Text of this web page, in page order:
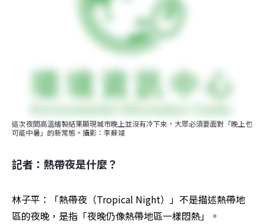
這次夜間高溫繪製結果顯現城市晚上並沒有冷下來，大眾必須要面對「晚上也
可能中暑」的新常態。攝影：李蘇竣
記者：熱帶夜是什麼？
林子平：「熱帶夜（Tropical Night）」不是描述熱帶地
區的夜晚，是指「夜晚仍像熱帶地區一樣悶熱」。